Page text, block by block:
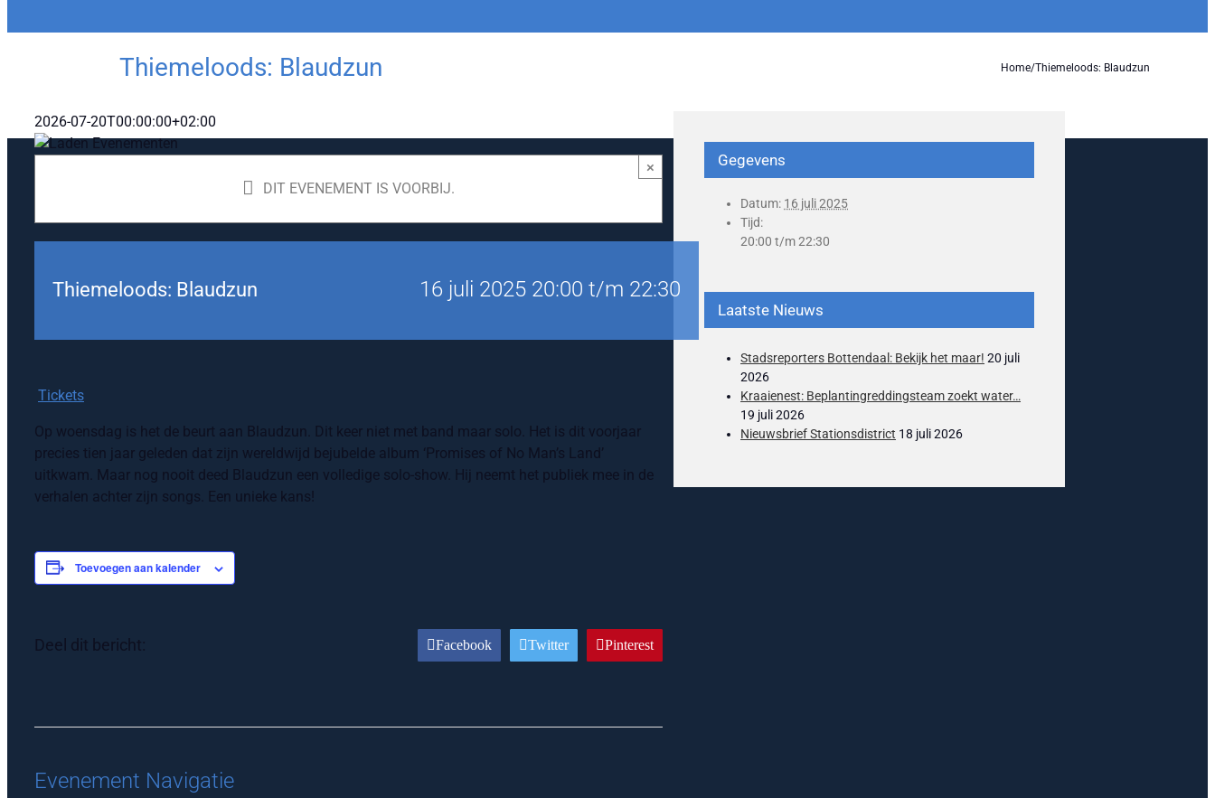
Thiemeloods: Blaudzun Home/Thiemeloods: Blaudzun
2026-07-20T00:00:00+02:00
×
DIT EVENEMENT IS VOORBIJ.
Thiemeloods: Blaudzun 16 juli 2025 20:00 t/m 22:30
Tickets
Op woensdag is het de beurt aan Blaudzun. Dit keer niet met band maar solo. Het is dit voorjaar
precies tien jaar geleden dat zijn wereldwijd bejubelde album ‘Promises of No Man’s Land’
uitkwam. Maar nog nooit deed Blaudzun een volledige solo-show. Hij neemt het publiek mee in de
verhalen achter zijn songs. Een unieke kans!
Toevoegen aan kalender
Deel dit bericht: Facebook Twitter Pinterest
Evenement Navigatie
Gegevens
Datum: 16 juli 2025
Tijd:
20:00 t/m 22:30
Laatste Nieuws
Stadsreporters Bottendaal: Bekijk het maar! 20 juli
2026
Kraaienest: Beplantingreddingsteam zoekt water…
19 juli 2026
Nieuwsbrief Stationsdistrict 18 juli 2026